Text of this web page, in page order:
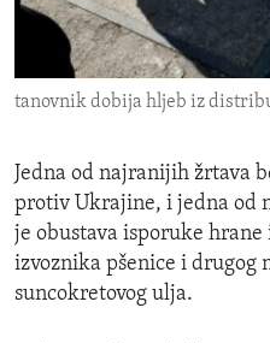
ENVIRONMENT AND HEALTH
IDEALS AND INSTITUTIONS
tanovnik dobija hljeb iz
Jedna od najranijih žrtava
protiv Ukrajine, i jedna od
je obustava isporuke
izvoznika pšenice i drugog
suncokretovog ulja.